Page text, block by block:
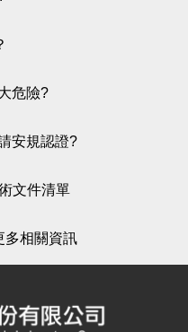
危險?
安規認證?
文件清單
多相關資訊